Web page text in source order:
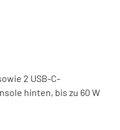
2 USB-C-
hinten, bis zu 60 W